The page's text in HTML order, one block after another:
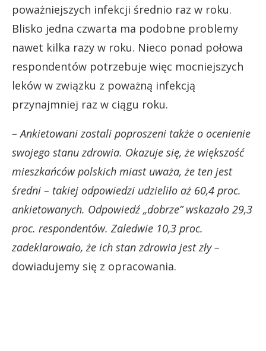
poważniejszych infekcji średnio raz w roku.
Blisko jedna czwarta ma podobne problemy
nawet kilka razy w roku. Nieco ponad połowa
respondentów potrzebuje więc mocniejszych
leków w związku z poważną infekcją
przynajmniej raz w ciągu roku.
– Ankietowani zostali poproszeni także o ocenienie
swojego stanu zdrowia. Okazuje się, że większość
mieszkańców polskich miast uważa, że ten jest
średni – takiej odpowiedzi udzieliło aż 60,4 proc.
ankietowanych. Odpowiedź „dobrze” wskazało 29,3
proc. respondentów. Zaledwie 10,3 proc.
zadeklarowało, że ich stan zdrowia jest zły –
dowiadujemy się z opracowania.